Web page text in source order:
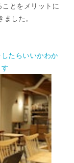
とをメリットに
した。
たらいいかわか